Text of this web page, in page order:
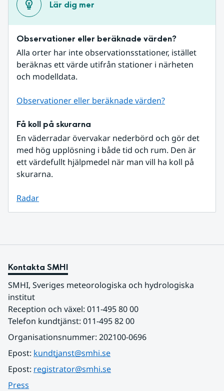
Lär dig mer
Observationer eller beräknade värden?
Alla orter har inte observationsstationer, istället
beräknas ett värde utifrån stationer i närheten
och modelldata.
Observationer eller beräknade värden?
Få koll på skurarna
En väderradar övervakar nederbörd och gör det
med hög upplösning i både tid och rum. Den är
ett värdefullt hjälpmedel när man vill ha koll på
skurarna.
Radar
Kontakta SMHI
SMHI, Sveriges meteorologiska och hydrologiska
institut
Reception och växel: 011-495 80 00
Telefon kundtjänst: 011-495 82 00
Organisationsnummer: 202100-0696
Epost: kundtjanst@smhi.se
Epost: registrator@smhi.se
Press